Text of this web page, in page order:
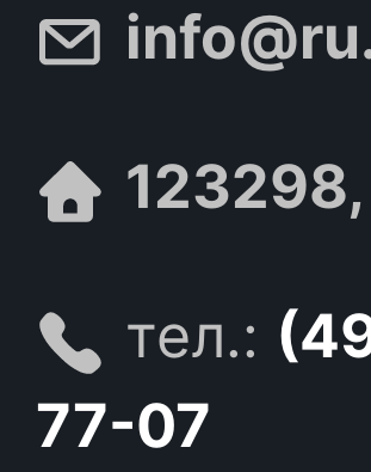
тел.:
77-07